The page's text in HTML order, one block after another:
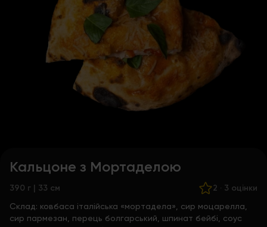
Кальцоне з Мортаделою
390 г | 33 см 2 · 3 оцінки
Склад: ковбаса італійська «мортадела», сир моцарелла,
сир пармезан, перець болгарський, шпинат бейбі, соус